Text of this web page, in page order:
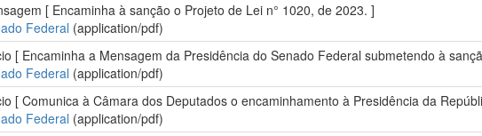
[ Encaminha à sanção o Projeto de Lei n° 1020, de 2023. ]
Federal (application/pdf)
[ Encaminha a Mensagem da Presidência do Senado Federal submetendo à
Federal (application/pdf)
[ Comunica à Câmara dos Deputados o encaminhamento à Presidência da
Federal (application/pdf)